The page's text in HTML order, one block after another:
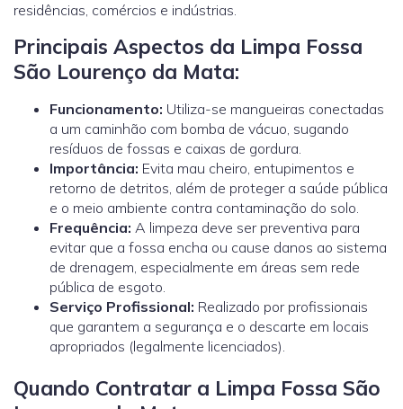
residências, comércios e indústrias.
Principais Aspectos da Limpa Fossa
São Lourenço da Mata:
Funcionamento: Utiliza-se mangueiras conectadas
a um caminhão com bomba de vácuo, sugando
resíduos de fossas e caixas de gordura.
Importância: Evita mau cheiro, entupimentos e
retorno de detritos, além de proteger a saúde pública
e o meio ambiente contra contaminação do solo.
Frequência: A limpeza deve ser preventiva para
evitar que a fossa encha ou cause danos ao sistema
de drenagem, especialmente em áreas sem rede
pública de esgoto.
Serviço Profissional: Realizado por profissionais
que garantem a segurança e o descarte em locais
apropriados (legalmente licenciados).
Quando Contratar a Limpa Fossa São